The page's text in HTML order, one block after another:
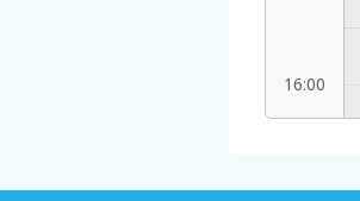
16:00